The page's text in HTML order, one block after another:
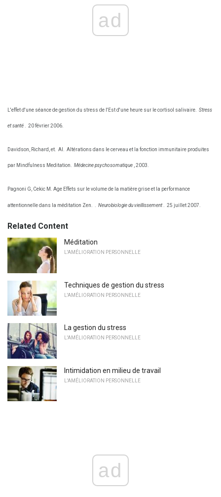
ad
L'effet d'une séance de gestion du stress de l'Est d'une heure sur le cortisol salivaire. Stress
et santé 20 février 2006.
Davidson, Richard, et. Al. Altérations dans le cerveau et la fonction immunitaire produites
par Mindfulness Meditation. Médecine psychosomatique , 2003.
Pagnoni G, Cekic M. Age Effets sur le volume de la matière grise et la performance
attentionnelle dans la méditation Zen. Neurobiologie du vieillissement. 25 juillet 2007.
Related Content
Méditation
L'AMÉLIORATION PERSONNELLE
Techniques de gestion du stress
L'AMÉLIORATION PERSONNELLE
La gestion du stress
L'AMÉLIORATION PERSONNELLE
Intimidation en milieu de travail
L'AMÉLIORATION PERSONNELLE
ad